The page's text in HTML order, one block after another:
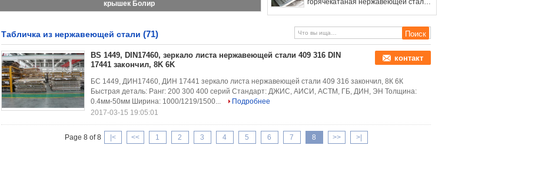
крышек Болир
горячекатаная нержавеющей стали
Табличка из нержавеющей стали (71)
BS 1449, DIN17460, зеркало листа нержавеющей стали 409 316 DIN
17441 закончил, 8K 6K
контакт
БС 1449, ДИН17460, ДИН 17441 зеркало листа нержавеющей стали 409 316 закончил, 8К 6К
Быстрая деталь: Ранг: 200 300 400 серий Стандарт: ДЖИС, АИСИ, АСТМ, ГБ, ДИН, ЭН Толщина:
0.4мм-50мм Ширина: 1000/1219/1500...
Подробнее
2017-03-15 19:05:01
Page 8 of 8 |< << 1 2 3 4 5 6 7 8 >> >|